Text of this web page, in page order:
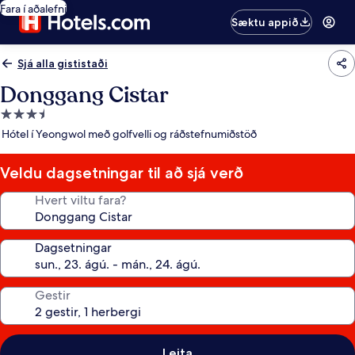
Fara í aðalefni
Sæktu appið
Sjá alla gististaði
Donggang Cistar
3.5
stjörnu
Hótel í Yeongwol með golfvelli og ráðstefnumiðstöð
Veldu dagsetningar til að sjá verð
Hvert viltu fara?
Dagsetningar
Gestir